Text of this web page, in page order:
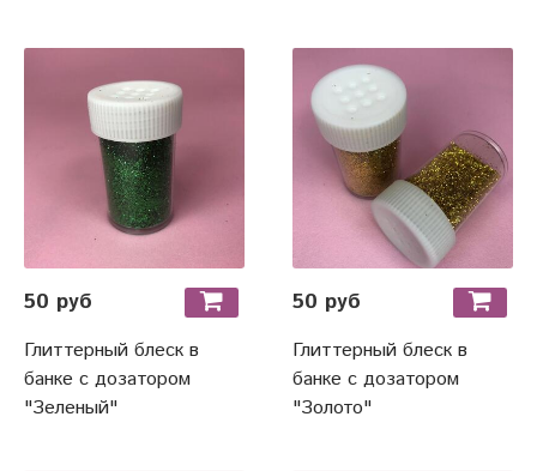
50 руб
Глиттерный блеск в
банке с дозатором
"Зеленый"
50 руб
Глиттерный блеск в
банке с дозатором
"Золото"